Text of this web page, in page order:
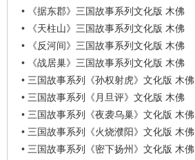
•
《据东郡》三国故事系列文化版 木佛
•
《天柱山》三国故事系列文化版 木佛
•
《反河间》三国故事系列文化版 木佛
•
《战居巢》三国故事系列文化版 木佛
• 三国故事系列《孙权射虎》文化版 木佛
• 三国故事系列《月旦评》文化版 木佛
• 三国故事系列《夜袭乌巢》文化版 木佛
• 三国故事系列《火烧濮阳》文化版 木佛
• 三国故事系列《密下扬州》文化版 木佛